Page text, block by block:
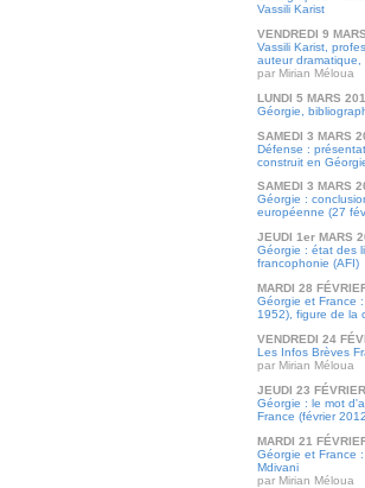
Vassili Karist
VENDREDI 9
Vassili Karist,
auteur
par Mirian Méloua
LUNDI 5 MARS
Géorgie,
SAMEDI 3 MARS
Défense :
construit en
SAMEDI 3 MARS
Géorgie :
européenne (27
JEUDI 1er MARS
Géorgie : état des
francophonie (AFI)
MARDI 28
Géorgie et France
1952), figure de la
VENDREDI 24
Les Infos Brèves
par Mirian Méloua
JEUDI 23
Géorgie : le mot
France (février
MARDI 21
Géorgie et France
Mdivani
par Mirian Méloua